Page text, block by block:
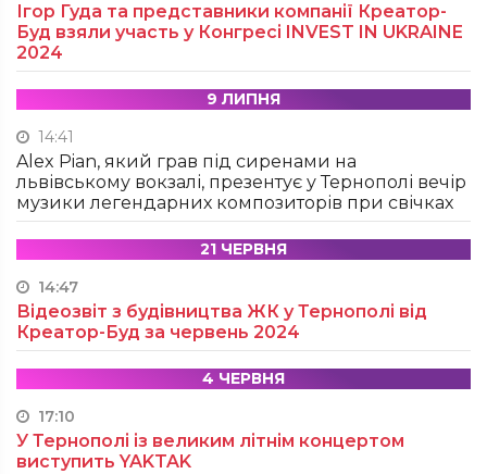
Ігор Гуда та представники компанії Креатор-
Буд взяли участь у Конгресі INVEST IN UKRAINE
2024
9 ЛИПНЯ
14:41
Alex Pian, який грав під сиренами на
львівському вокзалі, презентує у Тернополі вечір
музики легендарних композиторів при свічках
21 ЧЕРВНЯ
14:47
Відеозвіт з будівництва ЖК у Тернополі від
Креатор-Буд за червень 2024
4 ЧЕРВНЯ
17:10
У Тернополі із великим літнім концертом
виступить YAKTAK